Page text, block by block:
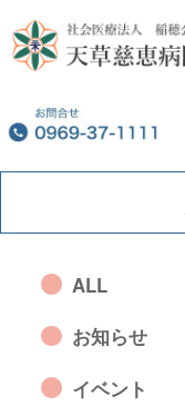
ALL
お知らせ
イベント